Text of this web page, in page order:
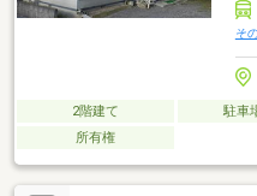
そ
2階建て 駐車
所有権